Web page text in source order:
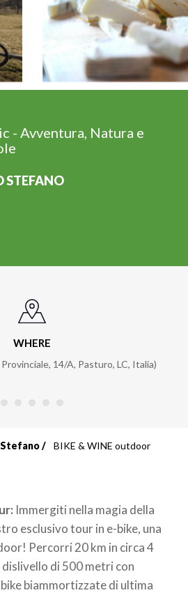
- Avventura, Natura e
STEFANO
WHERE
14/A, Pasturo, LC, Italia)
BIKE & WINE outdoor
Immergiti nella magia della
esclusivo tour in e-bike, una
Percorri 20 km in circa 4
di 500 metri con
biammortizzate di ultima